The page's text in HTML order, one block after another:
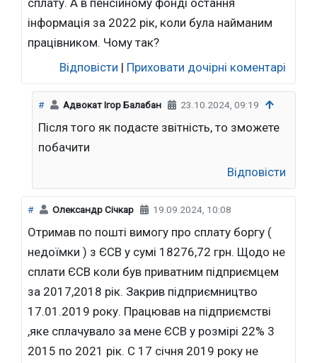
інформація за 2022 рік, коли була найманим
працівником. Чому так?
Відповісти | Приховати дочірні коментарі
# Адвокат Ігор Балабан 23.10.2024, 09:19
Після того як подасте звітність, то зможете
побачити
Відповісти
# Олександр Січкар 19.09.2024, 10:08
Отримав по пошті вимогу про сплату боргу (
недоїмки ) з ЄСВ у сумі 18276,72 грн. Щодо не
сплати ЄСВ коли був приватним підприємцем
за 2017,2018 рік. Закрив підприємництво
17.01.2019 року. Працював на підприємстві
,яке сплачувало за мене ЄСВ у розмірі 22% 3
2015 по 2021 рік. С 17 січня 2019 року не